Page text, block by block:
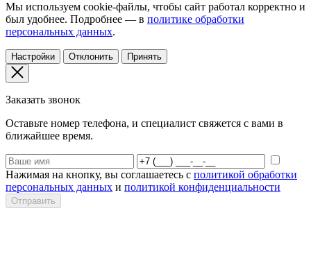
Мы используем cookie-файлы, чтобы сайт работал корректно и
был удобнее. Подробнее — в политике обработки
персональных данных.
Настройки Отклонить Принять
Заказать звонок
Оставьте номер телефона, и специалист свяжется с вами в
ближайшее время.
Нажимая на кнопку, вы соглашаетесь с политикой обработки
персональных данных и политикой конфиденциальности
Отправить